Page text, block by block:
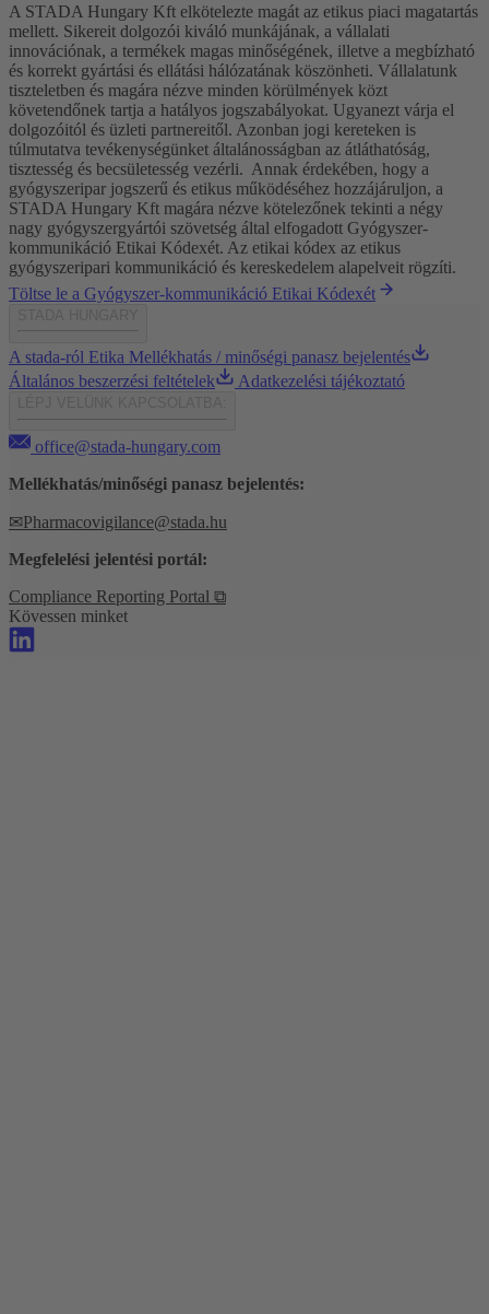
A STADA Hungary Kft elkötelezte magát az etikus piaci magatartás
mellett. Sikereit dolgozói kiváló munkájának, a vállalati
innovációnak, a termékek magas minőségének, illetve a megbízható
és korrekt gyártási és ellátási hálózatának köszönheti. Vállalatunk
tiszteletben és magára nézve minden körülmények közt
követendőnek tartja a hatályos jogszabályokat. Ugyanezt várja el
dolgozóitól és üzleti partnereitől. Azonban jogi kereteken is
túlmutatva tevékenységünket általánosságban az átláthatóság,
tisztesség és becsületesség vezérli. Annak érdekében, hogy a
gyógyszeripar jogszerű és etikus működéséhez hozzájáruljon, a
STADA Hungary Kft magára nézve kötelezőnek tekinti a négy
nagy gyógyszergyártói szövetség által elfogadott Gyógyszer-
kommunikáció Etikai Kódexét. Az etikai kódex az etikus
gyógyszeripari kommunikáció és kereskedelem alapelveit rögzíti.
Töltse le a Gyógyszer-kommunikáció Etikai Kódexét
A stada-ról Etika Mellékhatás / minőségi panasz bejelentés
Általános beszerzési feltételek
Adatkezelési tájékoztató
office@stada-hungary.com
Mellékhatás/minőségi panasz bejelentés:
✉Pharmacovigilance@stada.hu
Megfelelési jelentési portál:
Compliance Reporting Portal ⧉
Kövessen minket